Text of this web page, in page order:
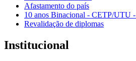
Afastamento do país
10 anos Binacional - CETP/UTU
Revalidação de diplomas
Institucional